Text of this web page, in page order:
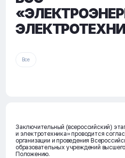
Все
Заключительный (всероссийский)
и электротехника» проводится
организации и проведения
образовательных учреждений
Положению.